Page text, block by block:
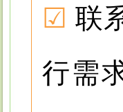
☑ 联
行需